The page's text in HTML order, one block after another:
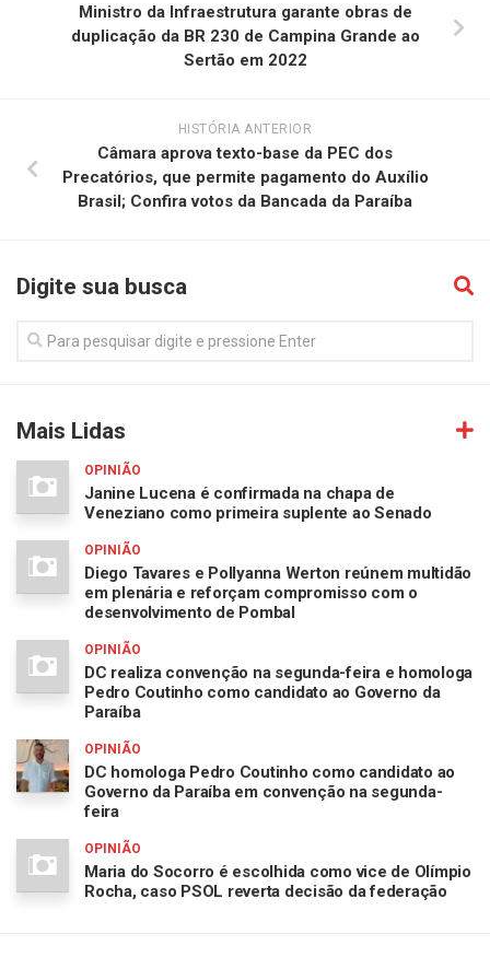
Ministro da Infraestrutura garante obras de
duplicação da BR 230 de Campina Grande ao
Sertão em 2022
HISTÓRIA ANTERIOR
Câmara aprova texto-base da PEC dos
Precatórios, que permite pagamento do Auxílio
Brasil; Confira votos da Bancada da Paraíba
Digite sua busca
Mais Lidas
OPINIÃO
Janine Lucena é confirmada na chapa de
Veneziano como primeira suplente ao Senado
OPINIÃO
Diego Tavares e Pollyanna Werton reúnem multidão
em plenária e reforçam compromisso com o
desenvolvimento de Pombal
OPINIÃO
DC realiza convenção na segunda-feira e homologa
Pedro Coutinho como candidato ao Governo da
Paraíba
OPINIÃO
DC homologa Pedro Coutinho como candidato ao
Governo da Paraíba em convenção na segunda-
feira
OPINIÃO
Maria do Socorro é escolhida como vice de Olímpio
Rocha, caso PSOL reverta decisão da federação